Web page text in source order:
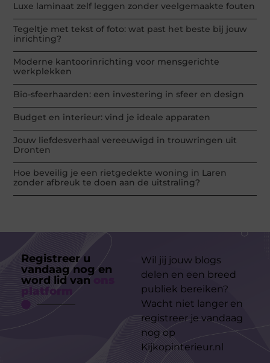
Luxe laminaat zelf leggen zonder veelgemaakte fouten
Tegeltje met tekst of foto: wat past het beste bij jouw
inrichting?
Moderne kantoorinrichting voor mensgerichte
werkplekken
Bio-sfeerhaarden: een investering in sfeer en design
Budget en interieur: vind je ideale apparaten
Jouw liefdesverhaal vereeuwigd in trouwringen uit
Dronten
Hoe beveilig je een rietgedekte woning in Laren
zonder afbreuk te doen aan de uitstraling?
Registreer u
vandaag nog en
word lid van
platform
Wil jij jouw blogs
delen en een breed
publiek bereiken?
Wacht niet langer en
registreer je vandaag
nog op
Kijkopinterieur.nl